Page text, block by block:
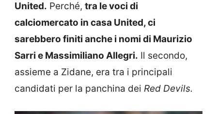
United. Perché, tra le voci di
calciomercato in casa United, ci
sarebbero finiti anche i nomi di Maurizio
Sarri e Massimiliano Allegri. Il secondo,
assieme a Zidane, era tra i principali
candidati per la panchina dei Red Devils.